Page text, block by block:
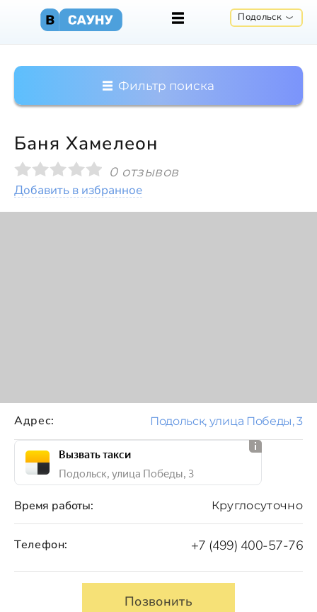
Подольск
Фильтр поиска
Баня Хамелеон
0 отзывов
Добавить в избранное
Время работы: Круглосуточно
Телефон: +7 (499) 400-57-76
Позвонить
Адрес: Подольск, улица Победы, 3
Вызвать такси
Подольск, улица Победы, 3